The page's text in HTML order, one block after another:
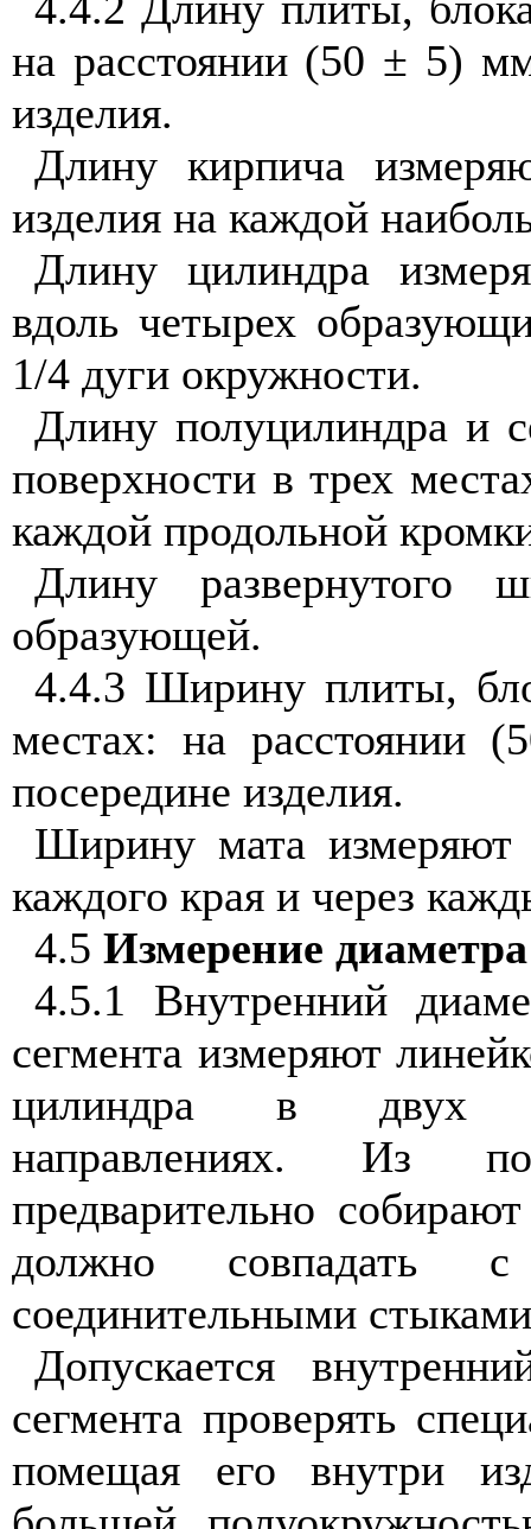
на расстоянии (50 ± 5)
изделия.
Длину кирпича
изделия на каждой
Длину цилиндра
вдоль четырех
1/4 дуги окружности.
Длину полуцилиндра и
поверхности в трех
каждой продольной
Длину развернутого
образующей.
4.4.3 Ширину плиты,
местах: на расстоянии
посередине изделия.
Ширину мата
каждого края и через
4.5 Измерение диаметра
4.5.1 Внутренний
сегмента измеряют
цилиндра в двух
направлениях. Из
предварительно
должно совпадать
соединительными
Допускается
сегмента проверять
помещая его внутри